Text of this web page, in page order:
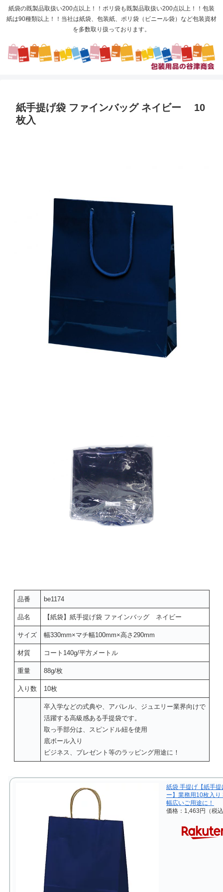
紙袋の既製品取扱い200点以上！！ポリ袋も既製品取扱い200点以上！！包装
紙は90種類以上！！当社は紙袋、包装紙、ポリ袋（ビニール袋）など包装資材
を多数取り扱っております。
紙手提げ袋 ファインバッグ ネイビー 10
枚入
品番 be1174
品名 【紙袋】紙手提げ袋 ファインバッグ ネイビー
サイズ 幅330mm×マチ幅100mm×高さ290mm
材質 コート140g/平方メートル
重量 88g/枚
入り数 10枚
卒入学などの式典や、アパレル、ジュエリー業界向けで
活躍する高級感ある手提袋です。
取っ手部分は、スピンドル紐を使用
底ボール入り
ビジネス、プレゼント等のラッピング用途に！
紙袋 手提げ【紙手
ー】業務用10枚入
幅広いご用途に！
価格：1,463円（税